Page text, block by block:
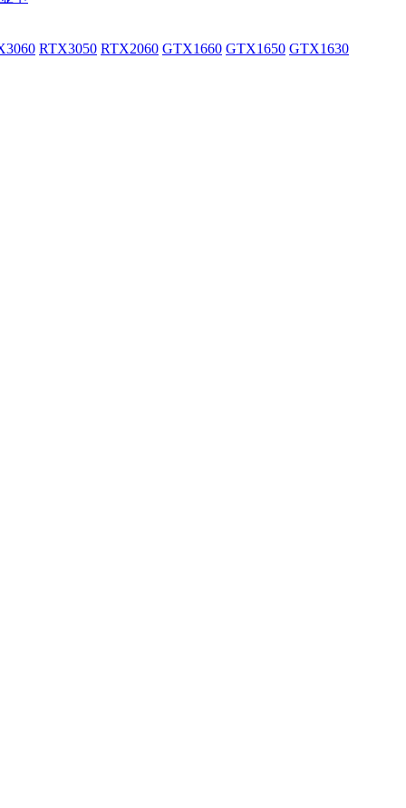
RTX3050 RTX2060 GTX1660 GTX1650 GTX1630